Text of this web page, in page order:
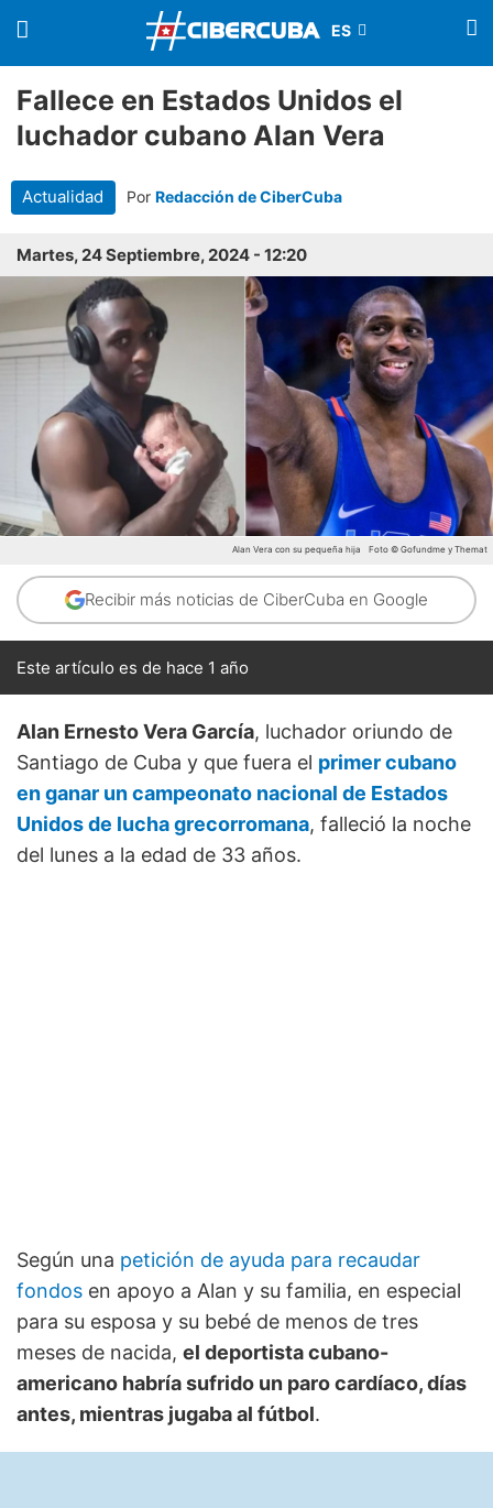
Fallece en Estados Unidos el
luchador cubano Alan Vera
Actualidad Por Redacción de CiberCuba
Martes, 24 Septiembre, 2024 - 12:20
Alan Vera con su pequeña hija Foto © Gofundme y Themat
Recibir más noticias de CiberCuba en Google
Este artículo es de hace 1 año
Alan Ernesto Vera García, luchador oriundo de
Santiago de Cuba y que fuera el primer cubano
en ganar un campeonato nacional de Estados
Unidos de lucha grecorromana, falleció la noche
del lunes a la edad de 33 años.
Según una petición de ayuda para recaudar
fondos en apoyo a Alan y su familia, en especial
para su esposa y su bebé de menos de tres
meses de nacida, el deportista cubano-
americano habría sufrido un paro cardíaco, días
antes, mientras jugaba al fútbol.